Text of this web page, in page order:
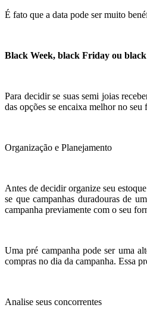
É fato que a data pode ser muito
Black Week, black Friday ou
Para decidir se suas semi joias
das opções se encaixa melhor no seu
Organização e Planejamento
Antes de decidir organize seu
se que campanhas duradouras de
campanha previamente com o seu
Uma pré campanha pode ser uma
compras no dia da campanha. Essa
Analise seus concorrentes